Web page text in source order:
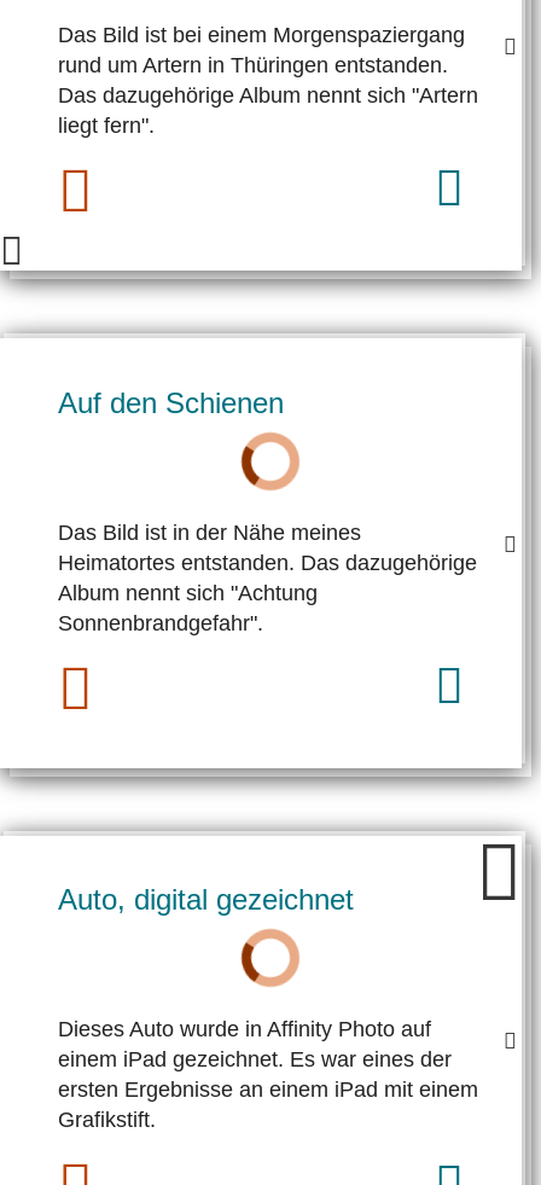
Das Bild ist bei einem Morgen­spazier­gang
rund um Artern in Thü­ringen entstanden.
Das dazugehörige Album nennt sich "Artern
liegt fern".
Auf den Schienen
Das Bild ist in der Nähe meines
Heimatortes entstanden. Das dazugehörige
Album nennt sich "Achtung
Sonnenbrandgefahr".
Auto, digital gezeichnet
Dieses Auto wurde in Affinity Photo auf
einem iPad gezeichnet. Es war eines der
ersten Ergebnisse an einem iPad mit einem
Grafikstift.